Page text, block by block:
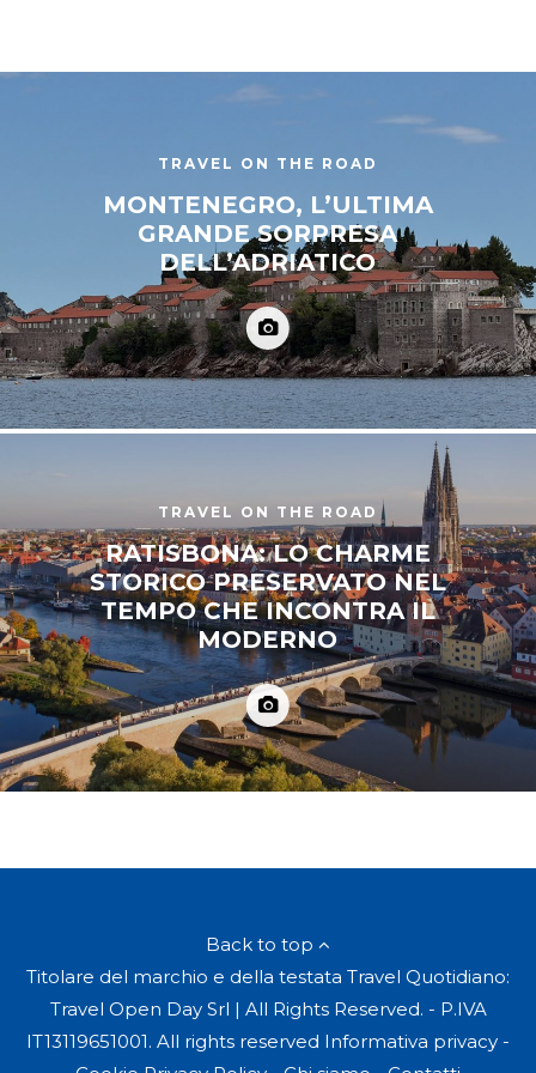
TRAVEL ON THE ROAD
MONTENEGRO, L’ULTIMA
GRANDE SORPRESA
DELL’ADRIATICO
TRAVEL ON THE ROAD
RATISBONA: LO CHARME
STORICO PRESERVATO NEL
TEMPO CHE INCONTRA IL
MODERNO
Back to top
Titolare del marchio e della testata Travel Quotidiano:
Travel Open Day Srl | All Rights Reserved. - P.IVA
IT13119651001. All rights reserved Informativa privacy -